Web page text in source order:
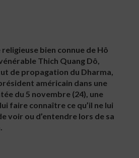
bien connue de Hô
Thich Quang Dô,
de propagation du Dharma,
américain dans une
du 5 novembre (24), une
faire connaître ce qu’il ne lui
voir ou d’entendre lors de sa